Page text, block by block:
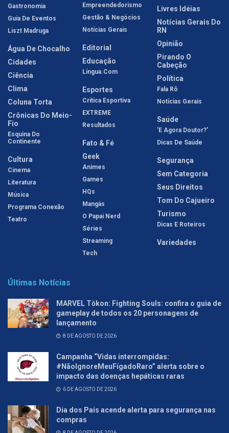
Gastronomia
Guia De Eventos
Liszt Madruga
Água De Chocalho
Cidades
Ciência
Clima
Coluna Torta
Crônicas Do Meio-
Fio
Esquina Do
Continente
Cultura
Cinema
Literatura
Música
Programa Conexão
Teatro
Empreendedorismo
Gestão & Negócios
Notícias Gerais
Editorial
Educação
Língua.com
Esportes
Crítica Esportiva
EXTREME
Resultados
Fato & Fé
Geek
Animes
Games
HQs
Mangás
O Papai Nerd
Séries
Streaming
Tech
Livres Idéias
Notícias Gerais Do
RN
Opinião
Pirando O
Cabeção
Política
Fala Rô
Notícias Gerais
Saúde
'E Agora Doutor?'
Dicas De Saúde
Segurança
Sem Categoria
Seus Direitos
Tom Do Cajueiro
Turismo
Dicas E Roteiros
Variedades
Últimas Notícias
MARVEL Tōkon: Fighting Souls: confira o guia de
gameplay de todos os 20 personagens de
lançamento
8 DE AGOSTO DE 2026
Campanha “Vidas interrompidas:
#NãoIgnoreMeuFígadoRaro” alerta sobre o
impacto das doenças hepáticas raras
6 DE AGOSTO DE 2026
Dia dos Pais acende alerta para segurança nas
compras